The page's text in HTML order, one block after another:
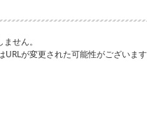
せん。
が変更された可能性がございま